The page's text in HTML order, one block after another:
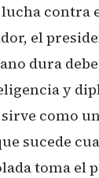
lucha contra
el
dura
y
como
sucede
toma el